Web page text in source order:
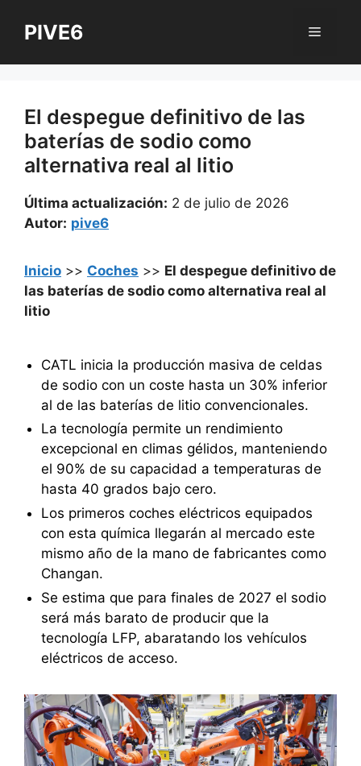
PIVE6 Menú
El despegue definitivo de las
baterías de sodio como
alternativa real al litio
Última actualización: 2 de julio de 2026
Autor: pive6
Inicio >> Coches >> El despegue definitivo de
las baterías de sodio como alternativa real al
litio
CATL inicia la producción masiva de celdas
de sodio con un coste hasta un 30% inferior
al de las baterías de litio convencionales.
La tecnología permite un rendimiento
excepcional en climas gélidos, manteniendo
el 90% de su capacidad a temperaturas de
hasta 40 grados bajo cero.
Los primeros coches eléctricos equipados
con esta química llegarán al mercado este
mismo año de la mano de fabricantes como
Changan.
Se estima que para finales de 2027 el sodio
será más barato de producir que la
tecnología LFP, abaratando los vehículos
eléctricos de acceso.